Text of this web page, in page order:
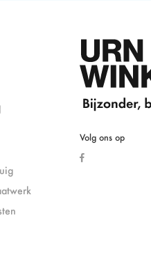
Volg ons op